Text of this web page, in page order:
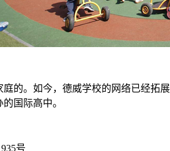
庭的。如今，德威学校的网络已经
国际高中。
号